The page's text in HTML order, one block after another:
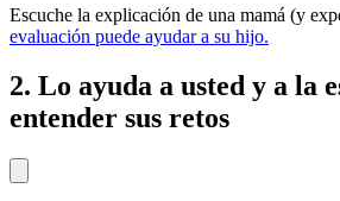
Escuche la explicación de una mamá (y
evaluación puede ayudar a su hijo.
2. Lo ayuda a usted y a la
entender sus retos